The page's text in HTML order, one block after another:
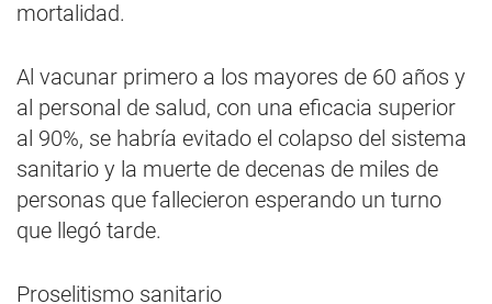
mortalidad.
Al vacunar primero a los mayores de 60 años y
al personal de salud, con una eficacia superior
al 90%, se habría evitado el colapso del sistema
sanitario y la muerte de decenas de miles de
personas que fallecieron esperando un turno
que llegó tarde.
Proselitismo sanitario